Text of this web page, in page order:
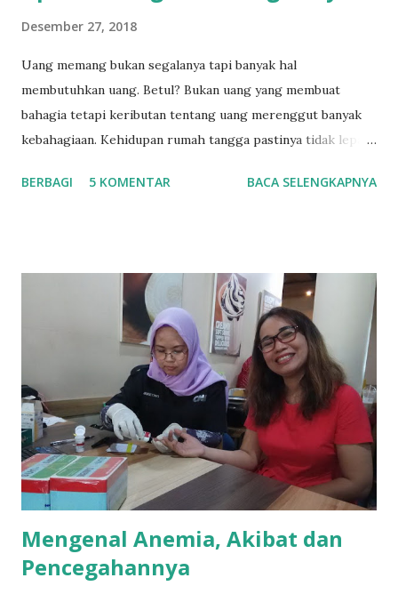
Desember 27, 2018
Uang memang bukan segalanya tapi banyak hal
membutuhkan uang. Betul? Bukan uang yang membuat
bahagia tetapi keributan tentang uang merenggut banyak
kebahagiaan. Kehidupan rumah tangga pastinya tidak lepas
transportasi untuk bekerja, makan sehari-hari, tagihan-
sakit atau kehilangan pekerjaan. Sudah banyak contoh
rumahtangga yang “bubar jalan” karena kondisi keuangan
yang carut marut. Artinya, urusan keuangan ini tidak dapat
di pandang sebelah mata dan kita harus “melek keuangan”.
Itulah pentingnya literasi keuangan sehingga setiap orang
dapat membuat perencanaan keuangan yang sesuai dengan
kebutuhannya. Memang kadang sulit membedakan
kebutuhan dan keinginan karena setiap tahap kehidupan
memiliki tantangannya sendiri. Kondisi literasi keuangan di
...
BERBAGI 5 KOMENTAR BACA SELENGKAPNYA
Mengenal Anemia, Akibat dan
Pencegahannya